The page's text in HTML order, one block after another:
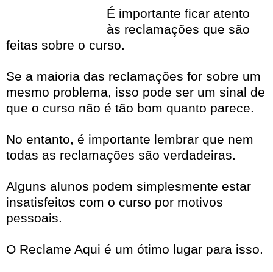
É importante ficar atento
às reclamações que são
feitas sobre o curso.
Se a maioria das reclamações for sobre um
mesmo problema, isso pode ser um sinal de
que o curso não é tão bom quanto parece.
No entanto, é importante lembrar que nem
todas as reclamações são verdadeiras.
Alguns alunos podem simplesmente estar
insatisfeitos com o curso por motivos
pessoais.
O Reclame Aqui é um ótimo lugar para isso.